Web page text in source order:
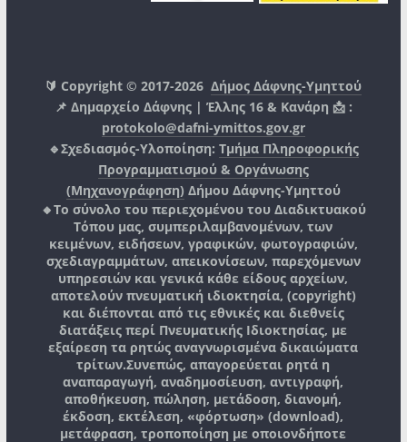
🔰 Copyright © 2017-2026Δήμος Δάφνης-Υμηττού
📌 Δημαρχείο Δάφνης | Έλλης 16 & Κανάρη 📩 :
protokolo@dafni-ymittos.gov.gr
🔹Σχεδιασμός-Υλοποίηση: Τμήμα Πληροφορικής
Προγραμματισμού & Οργάνωσης
(Μηχανογράφηση) Δήμου Δάφνης-Υμηττού
🔸Το σύνολο του περιεχομένου του Διαδικτυακού
Τόπου μας, συμπεριλαμβανομένων, των
κειμένων, ειδήσεων, γραφικών, φωτογραφιών,
σχεδιαγραμμάτων, απεικονίσεων, παρεχόμενων
υπηρεσιών και γενικά κάθε είδους αρχείων,
αποτελούν πνευματική ιδιοκτησία, (copyright)
και διέπονται από τις εθνικές και διεθνείς
διατάξεις περί Πνευματικής Ιδιοκτησίας, με
εξαίρεση τα ρητώς αναγνωρισμένα δικαιώματα
τρίτων.Συνεπώς, απαγορεύεται ρητά η
αναπαραγωγή, αναδημοσίευση, αντιγραφή,
αποθήκευση, πώληση, μετάδοση, διανομή,
έκδοση, εκτέλεση, «φόρτωση» (download),
μετάφραση, τροποποίηση με οποιονδήποτε